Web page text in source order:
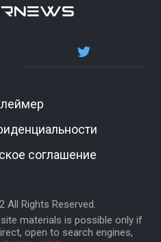
соглашение
All Rights Reserved.
materials is possible only if
open to search engines,